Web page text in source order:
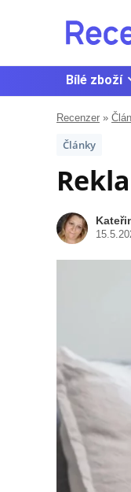
Bílé zboží
Recenzer »
Články